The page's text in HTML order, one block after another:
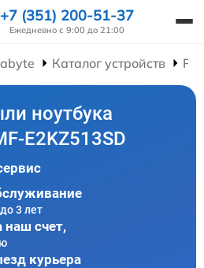
+7 (351) 200-51-37
Ежедневно с 9:00 до 21:00
Каталог устройств
ноутбука
E2KZ513SD
3 лет
наш счет,
курьера